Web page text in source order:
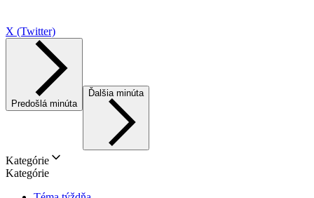
X (Twitter)
Predošlá minúta
Ďalšia minúta
Kategórie
Kategórie